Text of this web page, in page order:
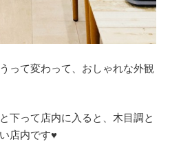
って変わって、おしゃれな外観
下って店内に入ると、木目調と
店内です♥